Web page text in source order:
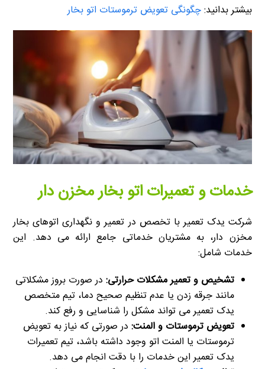
بیشتر بدانید:چگونگی تعویض ترموستات اتو بخار
خدمات و تعمیرات اتو بخار مخزن دار
شرکت یدک تعمیر با تخصص در تعمیر و نگهداری اتوهای بخار
مخزن دار، به مشتریان خدماتی جامع ارائه می دهد. این
خدمات شامل:
تشخیص و تعمیر مشکلات حرارتی: در صورت بروز مشکلاتی
مانند جرقه زدن یا عدم تنظیم صحیح دما، تیم متخصص
یدک تعمیر می تواند مشکل را شناسایی و رفع کند.
تعویض ترموستات و المنت: در صورتی که نیاز به تعویض
ترموستات یا المنت اتو وجود داشته باشد، تیم تعمیرات
یدک تعمیر این خدمات را با دقت انجام می دهد.